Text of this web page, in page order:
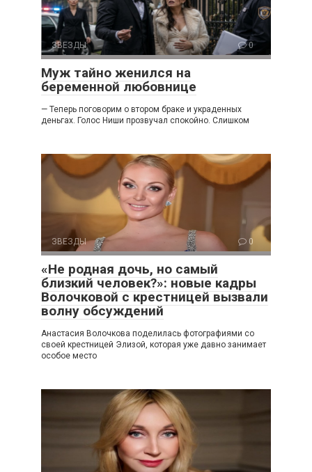
ЗВЕЗДЫ 0
Муж тайно женился на
беременной любовнице
— Теперь поговорим о втором браке и украденных
деньгах. Голос Ниши прозвучал спокойно. Слишком
ЗВЕЗДЫ 0
«Не родная дочь, но самый
близкий человек?»: новые кадры
Волочковой с крестницей вызвали
волну обсуждений
Анастасия Волочкова поделилась фотографиями со
своей крестницей Элизой, которая уже давно занимает
особое место